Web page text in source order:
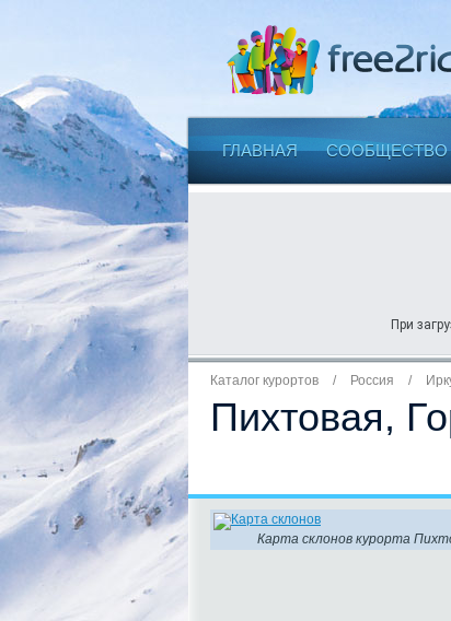
ГЛАВНАЯ СООБЩЕСТВО
При
Каталог курортов / Россия /
Пихтовая,
Карта склонов курорта